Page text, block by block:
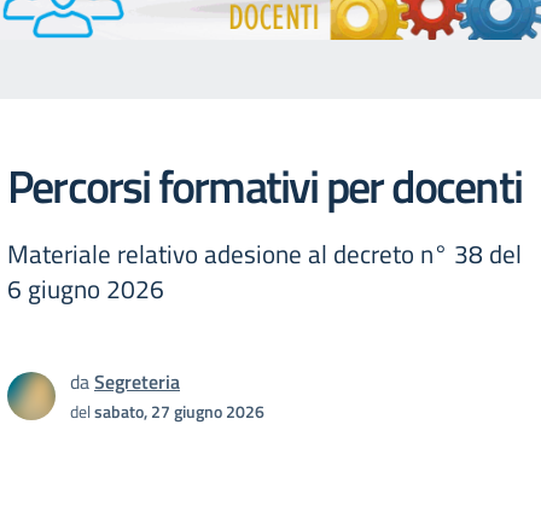
Percorsi formativi per docenti
Materiale relativo adesione al decreto n° 38 del
6 giugno 2026
daSegreteria
delsabato, 27 giugno 2026